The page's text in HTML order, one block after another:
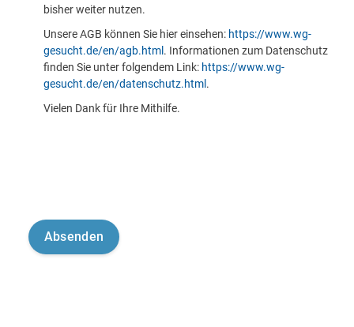
bisher weiter nutzen.
Unsere AGB können Sie hier einsehen: https://www.wg-
gesucht.de/en/agb.html . Informationen zum Datenschutz
finden Sie unter folgendem Link: https://www.wg-
gesucht.de/en/datenschutz.html .
Vielen Dank für Ihre Mithilfe.